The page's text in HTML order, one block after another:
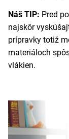
Náš TIP: Pred
najskôr
prípravky totiž
materiáloch
vlákien.